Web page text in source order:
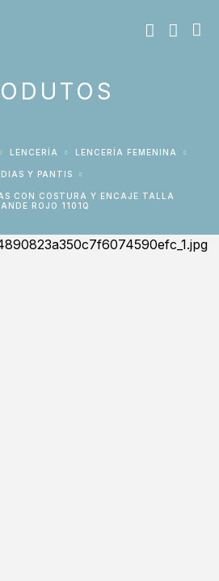
LENCERÍA LENCERÍA FEMENINA
Y PANTIS
ROJO 1101Q